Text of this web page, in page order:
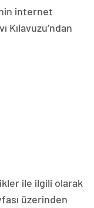
internet
Kılavuzu’ndan
ile ilgili olarak
üzerinden